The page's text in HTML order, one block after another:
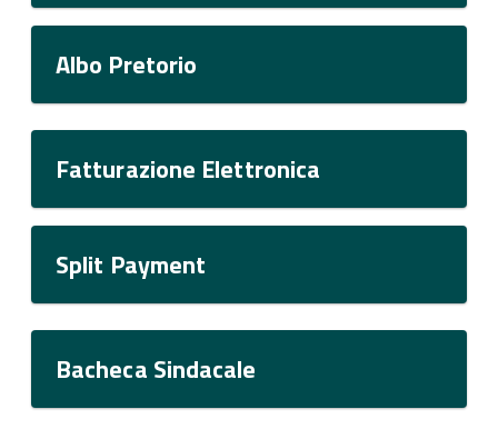
Albo Pretorio
Fatturazione Elettronica
Split Payment
Bacheca Sindacale